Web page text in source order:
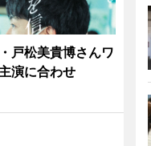
戸松美貴博さんワ
演に合わせ